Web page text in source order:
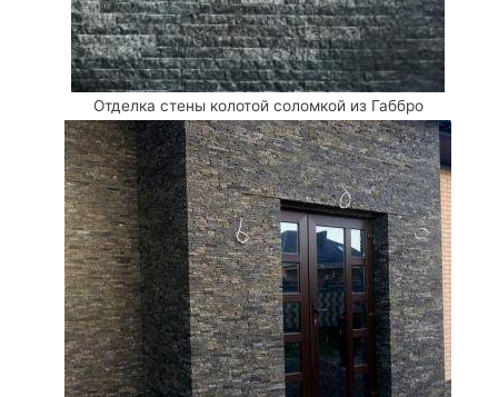
Отделка стены колотой соломкой из Габбро